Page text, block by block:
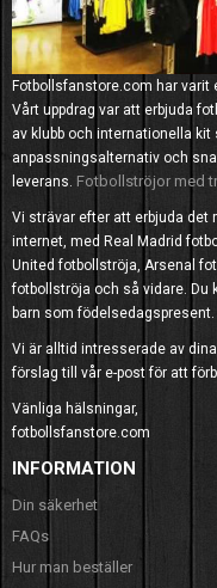
Fotbollsfanstore.com har varit
Vårt uppdrag var att erbjuda
av klubb och internationella
anpassningsalternativ och
leverans. Fotbollströjor med
Vi strävar efter att erbjuda det
internet, med Real Madrid
United fotbollströja, Arsenal
fotbollströja och så vidare. Du
barn som födelsedagspresent.
Vi är alltid intresserade av
förslag till vår e-post för att
Vänliga hälsningar,
fotbollsfanstore.com
INFORMATION
Din säkerhet
FAQs
Hur man beställer